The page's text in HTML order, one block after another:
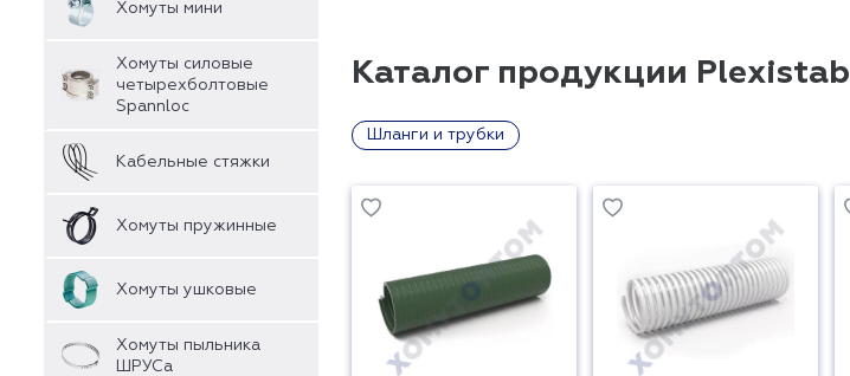
Хомуты мини
Хомуты силовые
четырехболтовые
Spannloc
Кабельные стяжки
Хомуты пружинные
Хомуты ушковые
Хомуты пыльника
ШРУСа
Каталог продукции Plexistab
Шланги и трубки